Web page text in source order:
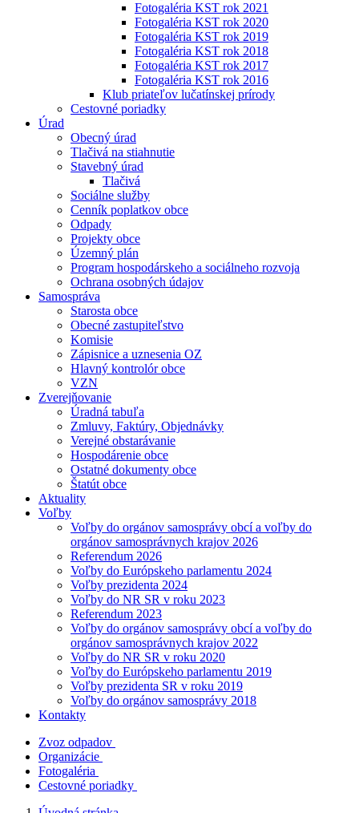
Fotogaléria KST rok 2021
Fotogaléria KST rok 2020
Fotogaléria KST rok 2019
Fotogaléria KST rok 2018
Fotogaléria KST rok 2017
Fotogaléria KST rok 2016
Klub priateľov lučatínskej prírody
Cestovné poriadky
Úrad
Obecný úrad
Tlačivá na stiahnutie
Stavebný úrad
Tlačivá
Sociálne služby
Cenník poplatkov obce
Odpady
Projekty obce
Územný plán
Program hospodárskeho a sociálneho rozvoja
Ochrana osobných údajov
Samospráva
Starosta obce
Obecné zastupiteľstvo
Komisie
Zápisnice a uznesenia OZ
Hlavný kontrolór obce
VZN
Zverejňovanie
Úradná tabuľa
Zmluvy, Faktúry, Objednávky
Verejné obstarávanie
Hospodárenie obce
Ostatné dokumenty obce
Štatút obce
Aktuality
Voľby
Voľby do orgánov samosprávy obcí a voľby do
orgánov samosprávnych krajov 2026
Referendum 2026
Voľby do Európskeho parlamentu 2024
Voľby prezidenta 2024
Voľby do NR SR v roku 2023
Referendum 2023
Voľby do orgánov samosprávy obcí a voľby do
orgánov samosprávnych krajov 2022
Voľby do NR SR v roku 2020
Voľby do Európskeho parlamentu 2019
Voľby prezidenta SR v roku 2019
Voľby do orgánov samosprávy 2018
Kontakty
Zvoz odpadov
Organizácie
Fotogaléria
Cestovné poriadky